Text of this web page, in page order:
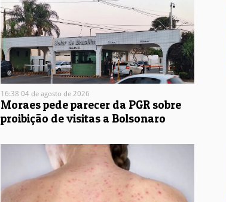
16:38 04 de agosto de 2026
Moraes pede parecer da PGR sobre
proibição de visitas a Bolsonaro